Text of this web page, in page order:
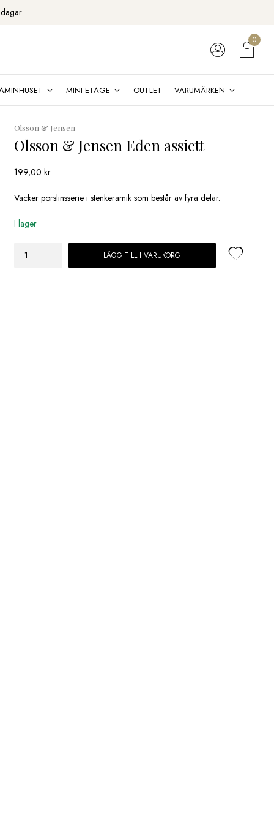
0
MINI ETAGE OUTLET VARUMÄRKEN
Olsson & Jensen
Olsson & Jensen Eden assiett
199,00kr
Vacker porslinsserie i stenkeramik som består av fyra delar.
I lager
Olsson
LÄGG TILL I VARUKORG